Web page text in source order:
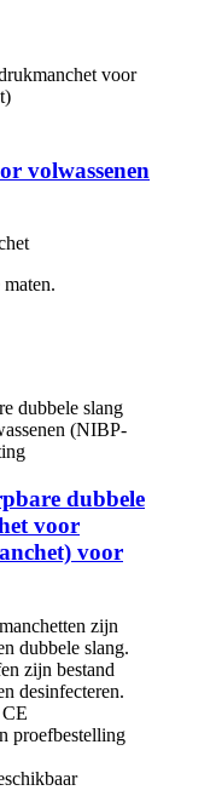
volwassenen
dubbele
voor
voor
zijn
dubbele slang.
zijn bestand
desinfecteren.
proefbestelling